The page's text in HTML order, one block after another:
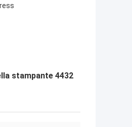
stampante 4432